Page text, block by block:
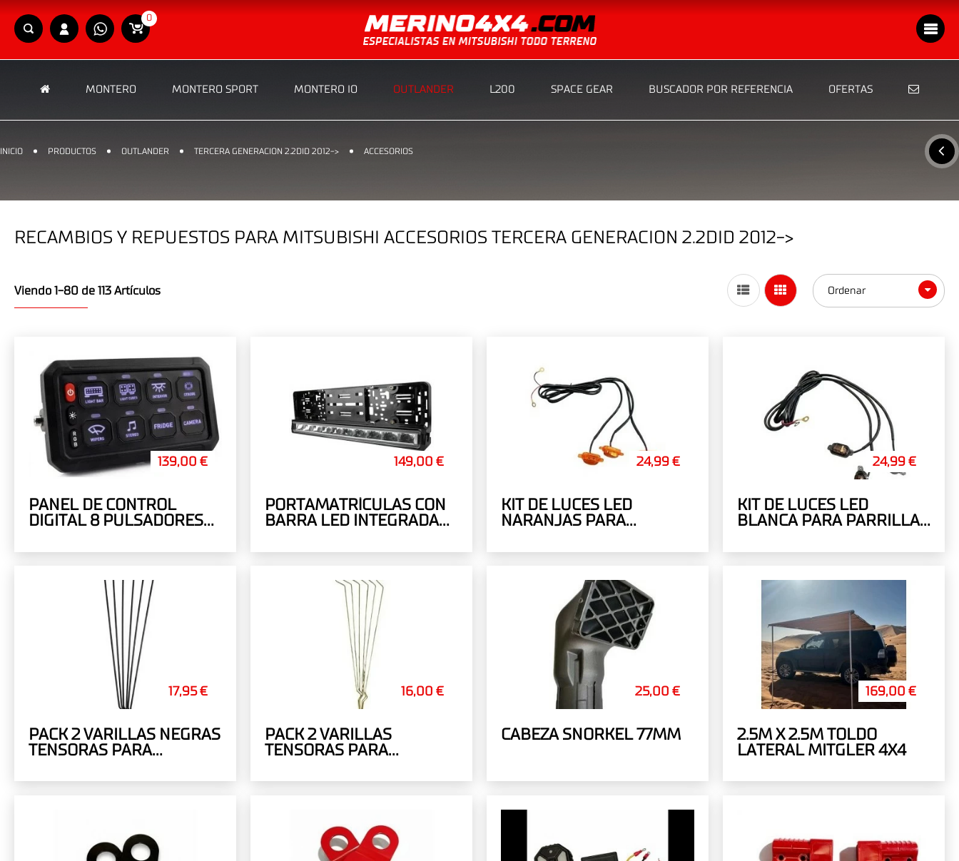
0
MONTERO MONTERO SPORT MONTERO IO OUTLANDER L200 SPACE GEAR BUSCADOR POR REFERENCIA OFERTAS
INICIO PRODUCTOS OUTLANDER TERCERA GENERACION 2.2DID 2012-> ACCESORIOS
RECAMBIOS Y REPUESTOS PARA MITSUBISHI ACCESORIOS TERCERA GENERACION 2.2DID 2012->
Viendo 1-80 de 113 Artículos Ordenar
139,00 €
PANEL DE CONTROL
DIGITAL 8 PULSADORES
MULTIFUNCIÓN
149,00 €
PORTAMATRÍCULAS CON
BARRA LED INTEGRADA
24,99 €
KIT DE LUCES LED
NARANJAS PARA
LUZ
24,99 €
KIT DE LUCES LED
BLANCA PARA PARRILLA
17,95 €
PACK 2 VARILLAS NEGRAS
TENSORAS PARA
TECHO (UNIVERSAL)
16,00 €
PACK 2 VARILLAS
TENSORAS PARA
TECHO (UNIVERSAL)
25,00 €
CABEZA SNORKEL 77MM
169,00 €
2.5M X 2.5M TOLDO
LATERAL MITGLER 4X4